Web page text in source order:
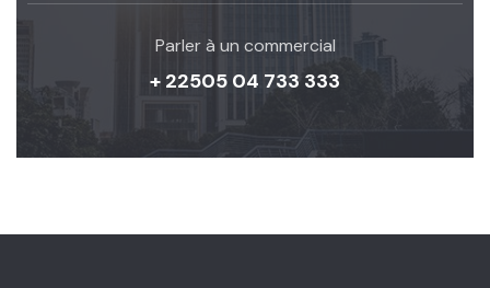
Parler à un commercial
+ 22505 04 733 333